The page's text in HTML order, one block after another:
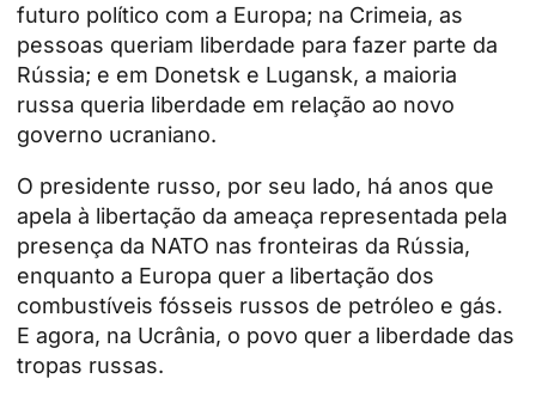
futuro político com a Europa; na Crimeia, as
pessoas queriam liberdade para fazer parte da
Rússia; e em Donetsk e Lugansk, a maioria
russa queria liberdade em relação ao novo
governo ucraniano.
O presidente russo, por seu lado, há anos que
apela à libertação da ameaça representada pela
presença da NATO nas fronteiras da Rússia,
enquanto a Europa quer a libertação dos
combustíveis fósseis russos de petróleo e gás.
E agora, na Ucrânia, o povo quer a liberdade das
tropas russas.